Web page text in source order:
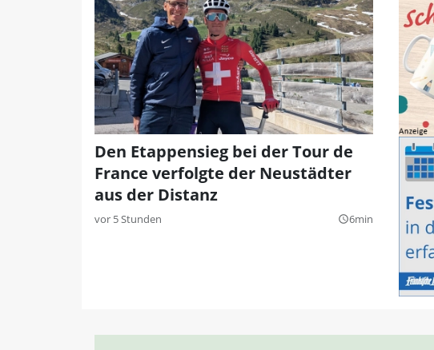
Den Etappensieg bei der Tour de
France verfolgte der Neustädter
aus der Distanz
vor 5 Stunden query_builder6min